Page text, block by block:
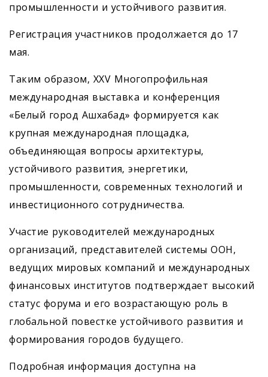
промышленности и устойчивого развития.
Регистрация участников продолжается до 17
мая.
Таким образом, XXV Многопрофильная
международная выставка и конференция
«Белый город Ашхабад» формируется как
крупная международная площадка,
объединяющая вопросы архитектуры,
устойчивого развития, энергетики,
промышленности, современных технологий и
инвестиционного сотрудничества.
Участие руководителей международных
организаций, представителей системы ООН,
ведущих мировых компаний и международных
финансовых институтов подтверждает высокий
статус форума и его возрастающую роль в
глобальной повестке устойчивого развития и
формирования городов будущего.
Подробная информация доступна на